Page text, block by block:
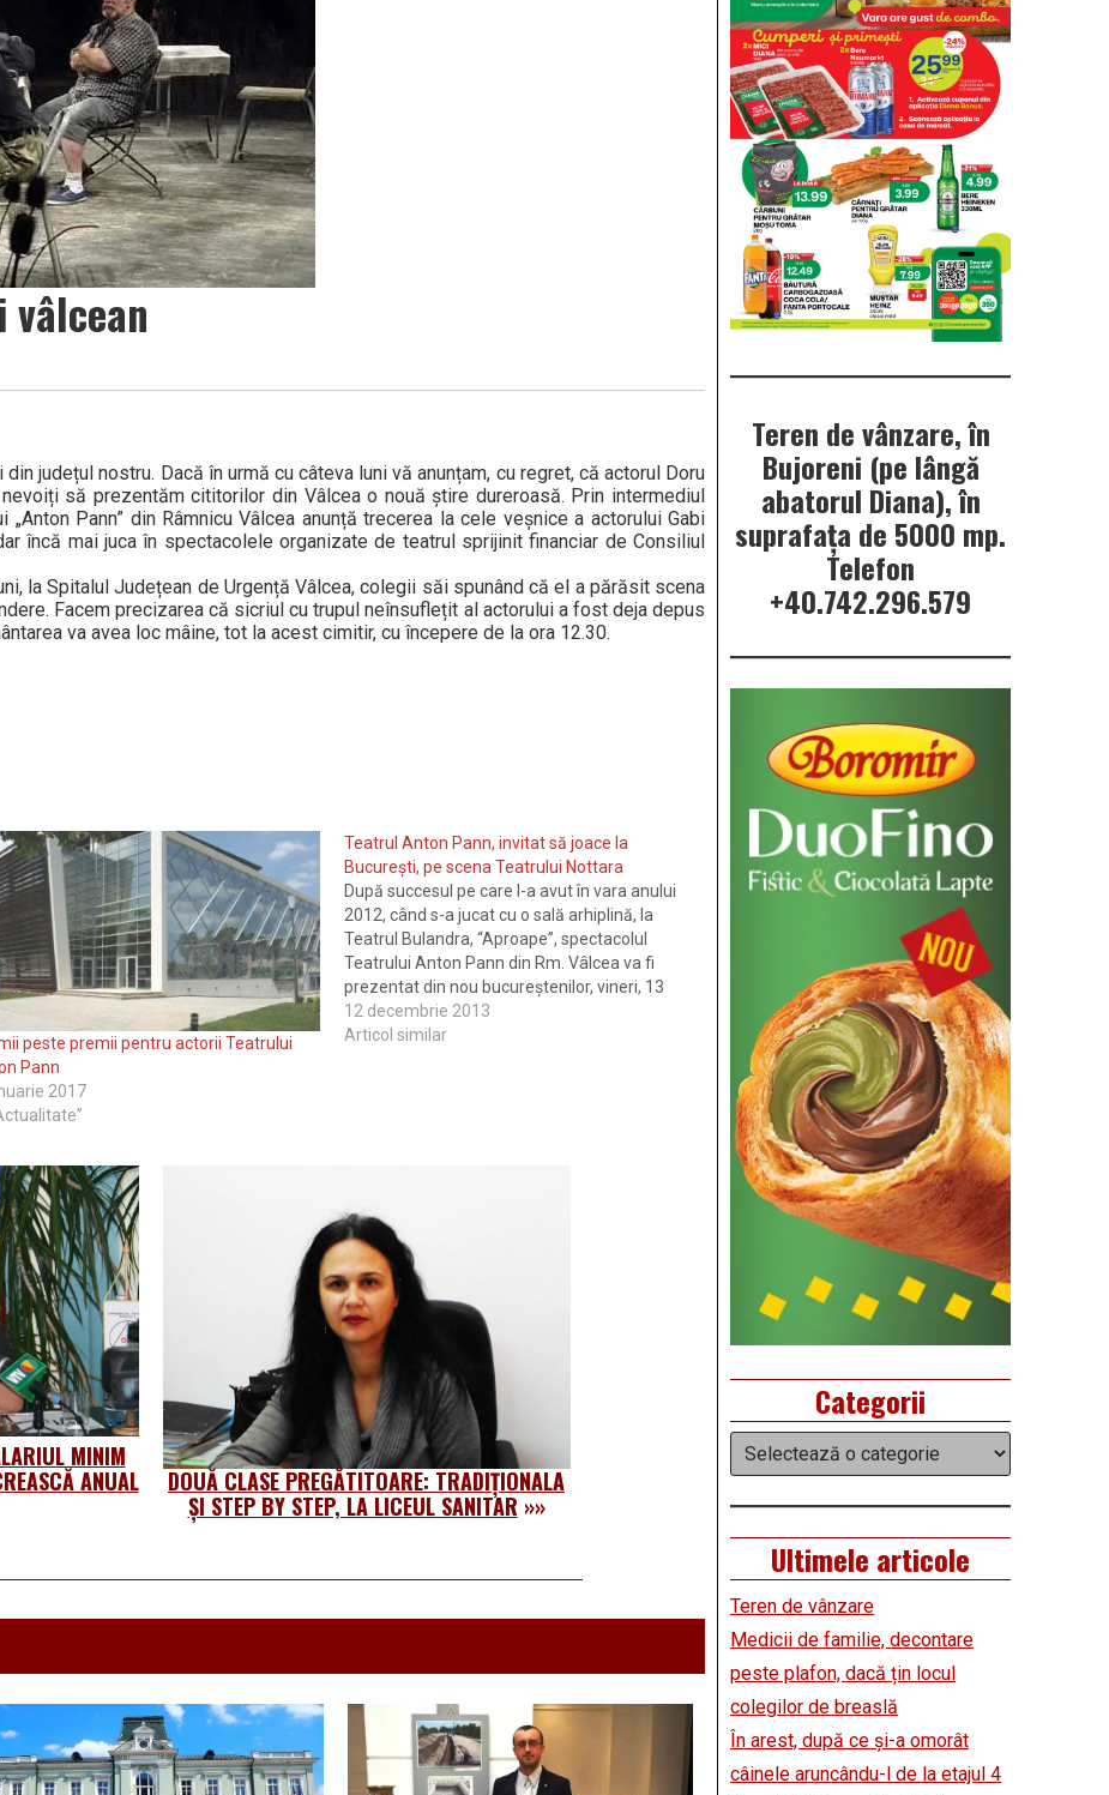
județul nostru. Dacă în urmă cu câteva luni vă anunțam, cu re­gret, că actorul Doru
să prezentăm cititorilor din Vâlcea o nouă știre dureroasă. Prin intermediul
Pann” din Râmnicu Vâlcea anunță trecerea la cele veșnice a actorului Gabi
încă mai juca în spectacolele organizate de teatrul sprijinit financiar de Consiliul
la Spitalul Județean de Urgență Vâlcea, colegii săi spunând că el a pă­răsit scena
Facem precizarea că sicriul cu trupul neînsuflețit al actorului a fost deja depus
va avea loc mâine, tot la acest cimitir, cu începere de la ora 12.30.
peste premii pentru actorii Teatrului
Pann
2017
Teatrul Anton Pann, invitat să joace la
Bucureşti, pe scena Teatrului Nottara
După succesul pe care l-a avut în vara anului
2012, când s-a jucat cu o sală arhiplină, la
Teatrul Bulandra, “Aproape”, spectacolul
Teatrului Anton Pann din Rm. Vâlcea va fi
prezentat din nou bucureştenilor, vineri, 13
decembrie, de la ora 19.00, pe scena Teatrului
Nottara, în Sala „Horia Lovinescu”.
12 decembrie 2013
Articol similar
MINIM
ANUAL
DOUĂ CLASE PREGĂTITOARE: TRADIȚIONALA
ȘI STEP BY STEP, LA LICEUL SANITAR »»
Teren de vânzare, în
Bujoreni (pe lângă
abatorul Diana), în
suprafața de 5000 mp.
Telefon
+40.742.296.579
Categorii
Categorii
Ultimele articole
Teren de vânzare
Medicii de familie, decontare
peste plafon, dacă țin locul
colegilor de breaslă
În arest, după ce și-a omorât
câinele aruncându-l de la etajul 4